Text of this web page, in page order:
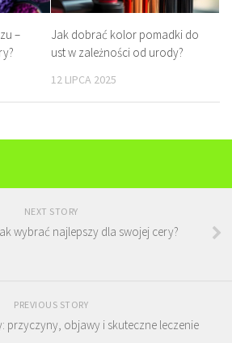
–
Jak dobrać kolor pomadki do
ust w zależności od urody?
12 LIPCA 2025
NEXT STORY
wybrać najlepszy dla swojej cery?
PREVIOUS STORY
przyczyny, objawy i skuteczne leczenie